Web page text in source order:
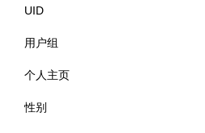
UID
用户组
个人主页
性别